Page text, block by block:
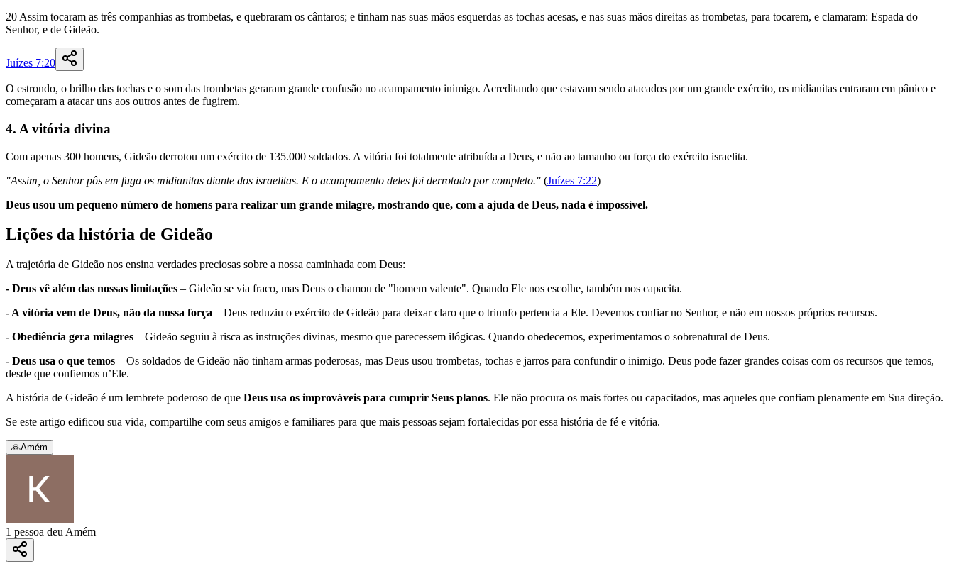
20 Assim tocaram as três companhias as trombetas, e quebraram os cântaros; e tinham nas suas mãos esquerdas as tochas acesas, e nas suas mãos direitas as trombetas, para tocarem, e clamaram: Espada do
Senhor, e de Gideão.
Juízes 7:20
O estrondo, o brilho das tochas e o som das trombetas geraram grande confusão no acampamento inimigo. Acreditando que estavam sendo atacados por um grande exército, os midianitas entraram em pânico e
começaram a atacar uns aos outros antes de fugirem.
4. A vitória divina
Com apenas 300 homens, Gideão derrotou um exército de 135.000 soldados. A vitória foi totalmente atribuída a Deus, e não ao tamanho ou força do exército israelita.
"Assim, o Senhor pôs em fuga os midianitas diante dos israelitas. E o acampamento deles foi derrotado por completo." (Juízes 7:22)
Deus usou um pequeno número de homens para realizar um grande milagre, mostrando que, com a ajuda de Deus, nada é impossível.
Lições da história de Gideão
A trajetória de Gideão nos ensina verdades preciosas sobre a nossa caminhada com Deus:
- Deus vê além das nossas limitações – Gideão se via fraco, mas Deus o chamou de "homem valente". Quando Ele nos escolhe, também nos capacita.
- A vitória vem de Deus, não da nossa força – Deus reduziu o exército de Gideão para deixar claro que o triunfo pertencia a Ele. Devemos confiar no Senhor, e não em nossos próprios recursos.
- Obediência gera milagres – Gideão seguiu à risca as instruções divinas, mesmo que parecessem ilógicas. Quando obedecemos, experimentamos o sobrenatural de Deus.
- Deus usa o que temos – Os soldados de Gideão não tinham armas poderosas, mas Deus usou trombetas, tochas e jarros para confundir o inimigo. Deus pode fazer grandes coisas com os recursos que temos,
desde que confiemos n’Ele.
A história de Gideão é um lembrete poderoso de que Deus usa os improváveis para cumprir Seus planos. Ele não procura os mais fortes ou capacitados, mas aqueles que confiam plenamente em Sua direção.
Se este artigo edificou sua vida, compartilhe com seus amigos e familiares para que mais pessoas sejam fortalecidas por essa história de fé e vitória.
🙏Amém
1 pessoa deu Amém